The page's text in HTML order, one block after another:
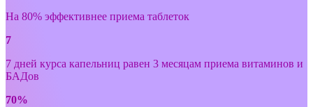
На 80% эффективнее приема таблеток
7
7 дней курса капельниц равен 3 месяцам приема витаминов и
БАДов
70%